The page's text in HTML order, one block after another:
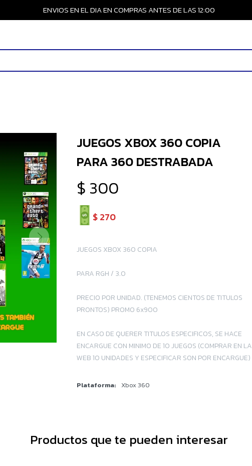
ENVIOS EN EL DIA EN COMPRAS ANTES DE LAS 12:00
JUEGOS XBOX 360 COPIA
PARA 360 DESTRABADA
$ 300
$270
JUEGOS XBOX 360 COPIA
PARA RGH / 3.0
PRECIO POR UNIDAD. (TENEMOS CIENTOS DE TITULOS
PRONTOS) PROMO 6x900
EN CASO DE QUERER TITULOS ESPECIFICOS, SE HACE
ENCARGUE CON MINIMO DE 10 JUEGOS (COMPRAR EN LA
WEB 10 UNIDADES Y ESPECIFICAR SON POR ENCARGUE)
Plataforma Xbox 360
Productos que te pueden interesar